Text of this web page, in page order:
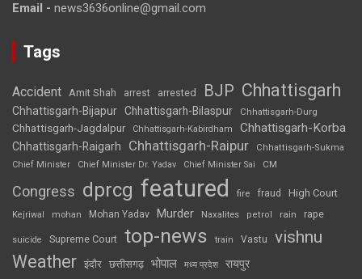
Email - news3636online@gmail.com
Tags
Accident Amit Shah arrest arrested BJP Chhattisgarh
Chhattisgarh-Bijapur Chhattisgarh-Bilaspur Chhattisgarh-Durg
Chhattisgarh-Jagdalpur Chhattisgarh-Kabirdham Chhattisgarh-Korba
Chhattisgarh-Raigarh Chhattisgarh-Raipur
Chhattisgarh-Sukma
Chief Minister
Chief Minister Dr. Yadav Chief Minister Sai CM
Congress dprcg featured fire fraud High Court
Kejriwal mohan Mohan Yadav Murder Naxalites petrol rain rape
suicide Supreme Court top-news train Vastu vishnu
Weather इंदौर छत्तीसगढ़ भोपाल मध्य प्रदेश रायपुर